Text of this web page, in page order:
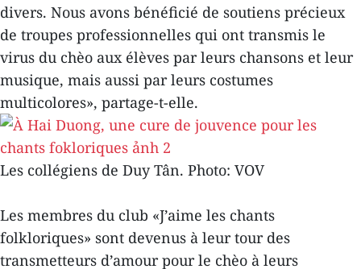
divers. Nous avons bénéficié de soutiens précieux
de troupes professionnelles qui ont transmis le
virus du chèo aux élèves par leurs chansons et leur
musique, mais aussi par leurs costumes
multicolores», partage-t-elle.
Les collégiens de Duy Tân. Photo: VOV
Les membres du club «J’aime les chants
folkloriques» sont devenus à leur tour des
transmetteurs d’amour pour le chèo à leurs